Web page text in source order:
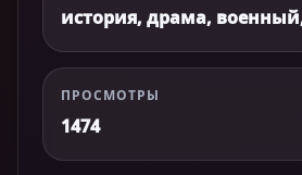
история, драма,
ПРОСМОТРЫ
1474